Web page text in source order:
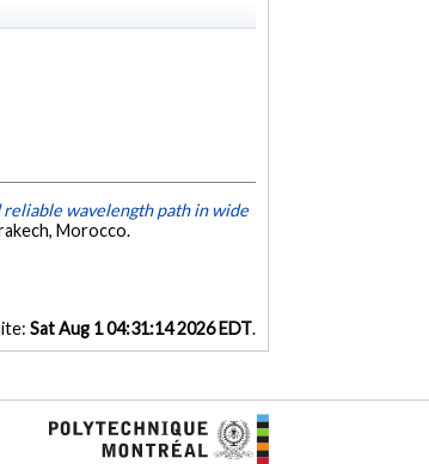
wavelength path in wide
Morocco.
Sat Aug 1 04:31:14 2026 EDT.